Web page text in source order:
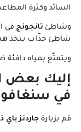
السائد وكثرة
وشاطئ تانجونج في
شاطئ جذّاب يتخذ
ويتمتّع بمياه دافئة
إليك بعض
في
قم بزيارة جاردنز باي